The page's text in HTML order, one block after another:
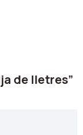
de lletres”